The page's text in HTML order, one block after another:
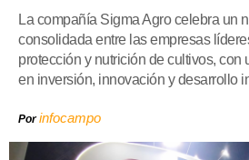
La compañía Sigma Agro celebra un
consolidada entre las empresas
protección y nutrición de cultivos, con
en inversión, innovación y desarrollo
Porinfocampo